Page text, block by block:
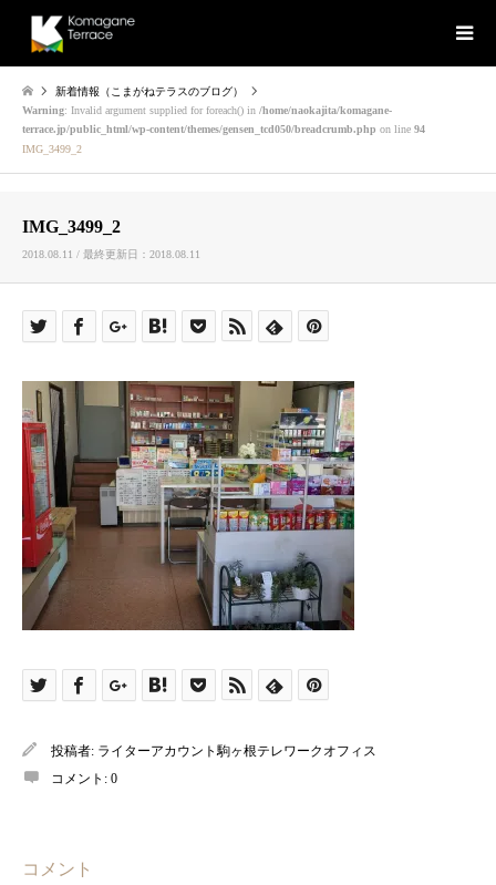
新着情報（こまがねテラスのブログ）
Warning: Invalid argument supplied for foreach() in /home/naokajita/komagane-
terrace.jp/public_html/wp-content/themes/gensen_tcd050/breadcrumb.php on line 94
IMG_3499_2
IMG_3499_2
2018.08.11 / 最終更新日：2018.08.11
投稿者: ライターアカウント駒ヶ根テレワークオフィス
コメント: 0
コメント